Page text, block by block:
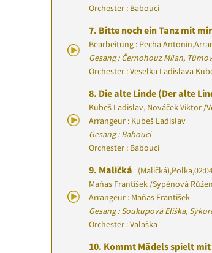
Orchester : Babouci
7. Bitte noch ein Tanz mit mir
Bearbeitung : Pecha Antonín,
Gesang : Černohouz Milan,
Orchester : Veselka Ladislava
8. Die alte Linde (Der alte
Kubeš Ladislav, Nováček Viktor /
Arrangeur : Kubeš Ladislav
Gesang : Babouci
Orchester : Babouci
9. Maličká (Maličká),Polka,
Maňas František /Sypěnová
Arrangeur : Maňas František
Gesang : Soukupová Eliška,
Orchester : Valaška
10. Kommt Mädels spielt